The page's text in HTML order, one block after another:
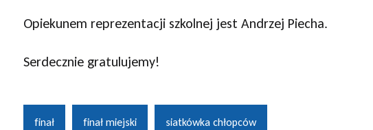
Opiekunem reprezentacji szkolnej jest Andrzej Piecha.
Serdecznie gratulujemy!
finał finał miejski siatkówka chłopców